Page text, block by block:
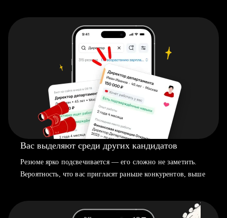
Вас выделяют среди других кандидатов
Резюме ярко подсвечивается — его сложно не заметить.
Вероятность, что вас пригласят раньше конкурентов, выше